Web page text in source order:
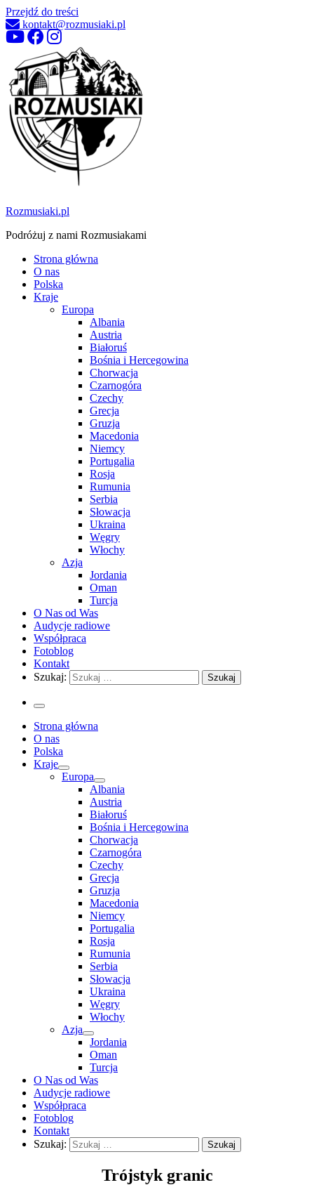
Przejdź do treści
kontakt@rozmusiaki.pl
Rozmusiaki.pl
Podróżuj z nami Rozmusiakami
Strona główna
O nas
Polska
Kraje
Europa
Albania
Austria
Białoruś
Bośnia i Hercegowina
Chorwacja
Czarnogóra
Czechy
Grecja
Gruzja
Macedonia
Niemcy
Portugalia
Rosja
Rumunia
Serbia
Słowacja
Ukraina
Węgry
Włochy
Azja
Jordania
Oman
Turcja
O Nas od Was
Audycje radiowe
Współpraca
Fotoblog
Kontakt
Szukaj:
Strona główna
O nas
Polska
Kraje
Europa
Albania
Austria
Białoruś
Bośnia i Hercegowina
Chorwacja
Czarnogóra
Czechy
Grecja
Gruzja
Macedonia
Niemcy
Portugalia
Rosja
Rumunia
Serbia
Słowacja
Ukraina
Węgry
Włochy
Azja
Jordania
Oman
Turcja
O Nas od Was
Audycje radiowe
Współpraca
Fotoblog
Kontakt
Szukaj:
Trójstyk granic